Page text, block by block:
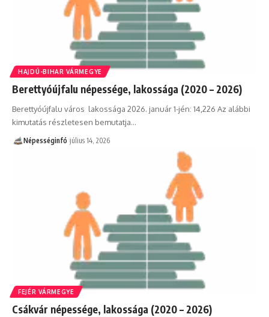
HAJDÚ-BIHAR VÁRMEGYE
Berettyóújfalu népessége, lakossága (2020 – 2026)
Berettyóújfalu város lakossága 2026. január 1-jén: 14,226 Az alábbi
kimutatás részletesen bemutatja…
Népességinfó július 14, 2026
FEJÉR VÁRMEGYE
Csákvár népessége, lakossága (2020 – 2026)